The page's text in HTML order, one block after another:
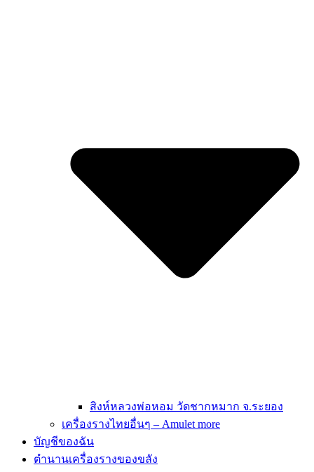
สิงห์หลวงพ่อหอม วัดชากหมาก จ.ระยอง
เครื่องรางไทยอื่นๆ – Amulet more
บัญชีของฉัน
ตำนานเครื่องรางของขลัง